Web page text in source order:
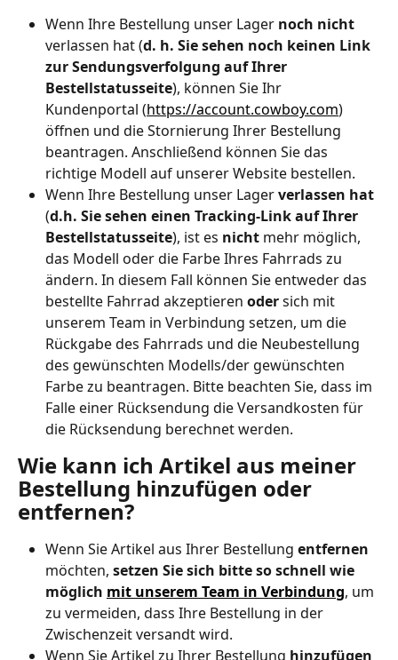
Wenn Ihre Bestellung unser Lager noch nicht
verlassen hat (d. h. Sie sehen noch keinen Link
zur Sendungsverfolgung auf Ihrer
Bestellstatusseite), können Sie Ihr
Kundenportal (https://account.cowboy.com)
öffnen und die Stornierung Ihrer Bestellung
beantragen. Anschließend können Sie das
richtige Modell auf unserer Website bestellen.
Wenn Ihre Bestellung unser Lager verlassen hat
(d.h. Sie sehen einen Tracking-Link auf Ihrer
Bestellstatusseite), ist es nicht mehr möglich,
das Modell oder die Farbe Ihres Fahrrads zu
ändern. In diesem Fall können Sie entweder das
bestellte Fahrrad akzeptieren oder sich mit
unserem Team in Verbindung setzen, um die
Rückgabe des Fahrrads und die Neubestellung
des gewünschten Modells/der gewünschten
Farbe zu beantragen. Bitte beachten Sie, dass im
Falle einer Rücksendung die Versandkosten für
die Rücksendung berechnet werden.
Wie kann ich Artikel aus meiner
Bestellung hinzufügen oder
entfernen?
Wenn Sie Artikel aus Ihrer Bestellung entfernen
möchten, setzen Sie sich bitte so schnell wie
möglich mit unserem Team in Verbindung, um
zu vermeiden, dass Ihre Bestellung in der
Zwischenzeit versandt wird.
Wenn Sie Artikel zu Ihrer Bestellung hinzufügen